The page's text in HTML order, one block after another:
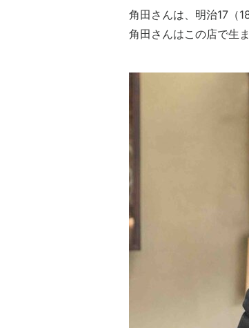
角田さんは、明治17（
角田さんはこの店で生